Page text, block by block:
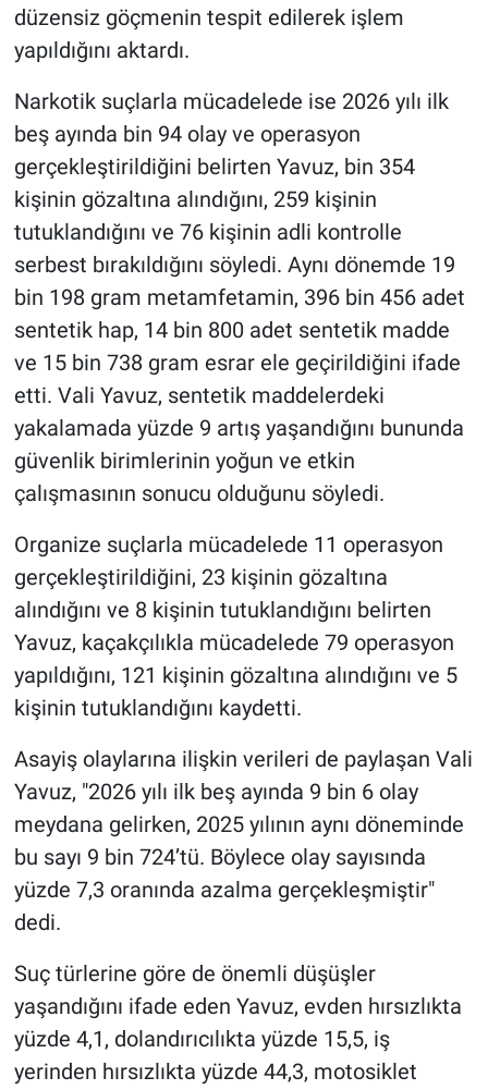
düzensiz göçmenin tespit edilerek işlem
yapıldığını aktardı.
Narkotik suçlarla mücadelede ise 2026 yılı ilk
beş ayında bin 94 olay ve operasyon
gerçekleştirildiğini belirten Yavuz, bin 354
kişinin gözaltına alındığını, 259 kişinin
tutuklandığını ve 76 kişinin adli kontrolle
serbest bırakıldığını söyledi. Aynı dönemde 19
bin 198 gram metamfetamin, 396 bin 456 adet
sentetik hap, 14 bin 800 adet sentetik madde
ve 15 bin 738 gram esrar ele geçirildiğini ifade
etti. Vali Yavuz, sentetik maddelerdeki
yakalamada yüzde 9 artış yaşandığını bununda
güvenlik birimlerinin yoğun ve etkin
çalışmasının sonucu olduğunu söyledi.
Organize suçlarla mücadelede 11 operasyon
gerçekleştirildiğini, 23 kişinin gözaltına
alındığını ve 8 kişinin tutuklandığını belirten
Yavuz, kaçakçılıkla mücadelede 79 operasyon
yapıldığını, 121 kişinin gözaltına alındığını ve 5
kişinin tutuklandığını kaydetti.
Asayiş olaylarına ilişkin verileri de paylaşan Vali
Yavuz, "2026 yılı ilk beş ayında 9 bin 6 olay
meydana gelirken, 2025 yılının aynı döneminde
bu sayı 9 bin 724’tü. Böylece olay sayısında
yüzde 7,3 oranında azalma gerçekleşmiştir"
dedi.
Suç türlerine göre de önemli düşüşler
yaşandığını ifade eden Yavuz, evden hırsızlıkta
yüzde 4,1, dolandırıcılıkta yüzde 15,5, iş
yerinden hırsızlıkta yüzde 44,3, motosiklet